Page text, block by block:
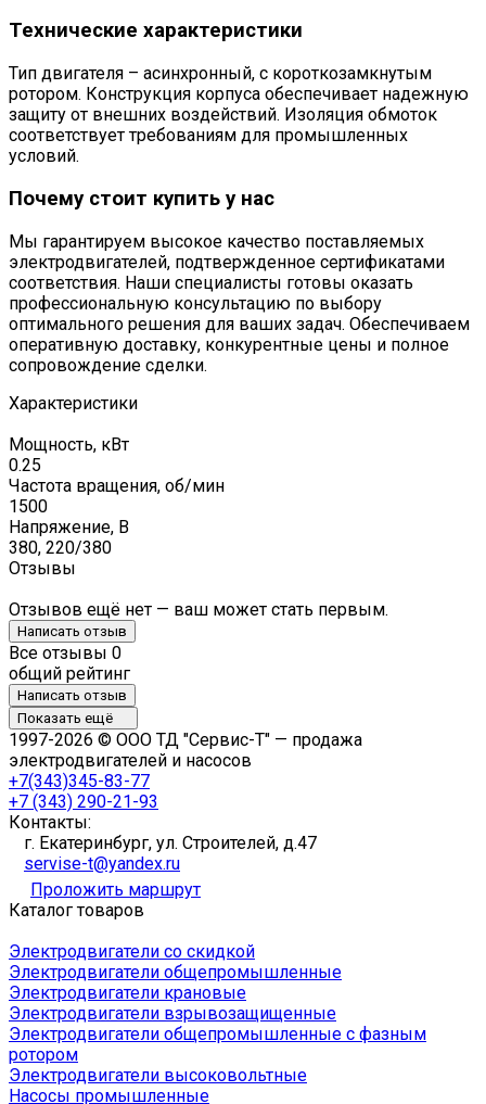
Технические характеристики
Тип двигателя – асинхронный, с короткозамкнутым
ротором. Конструкция корпуса обеспечивает надежную
защиту от внешних воздействий. Изоляция обмоток
соответствует требованиям для промышленных
условий.
Почему стоит купить у нас
Мы гарантируем высокое качество поставляемых
электродвигателей, подтвержденное сертификатами
соответствия. Наши специалисты готовы оказать
профессиональную консультацию по выбору
оптимального решения для ваших задач. Обеспечиваем
оперативную доставку, конкурентные цены и полное
сопровождение сделки.
Характеристики
Мощность, кВт
0.25
Частота вращения, об/мин
1500
Напряжение, В
380, 220/380
Отзывы
Отзывов ещё нет — ваш может стать первым.
Написать отзыв
Все отзывы 0
общий рейтинг
Написать отзыв
Показать ещё
1997-2026 © ООО ТД "Сервис-Т" — продажа
электродвигателей и насосов
+7(343)345-83-77
+7 (343) 290-21-93
Контакты:
г. Екатеринбург, ул. Строителей, д.47
servise-t@yandex.ru
Проложить маршрут
Каталог товаров
Электродвигатели со скидкой
Электродвигатели общепромышленные
Электродвигатели крановые
Электродвигатели взрывозащищенные
Электродвигатели общепромышленные с фазным
ротором
Электродвигатели высоковольтные
Насосы промышленные